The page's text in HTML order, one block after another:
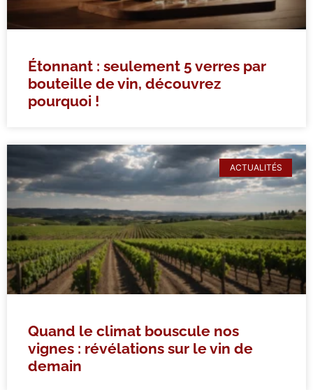
Étonnant : seulement 5 verres par
bouteille de vin, découvrez
pourquoi !
ACTUALITÉS
Quand le climat bouscule nos
vignes : révélations sur le vin de
demain